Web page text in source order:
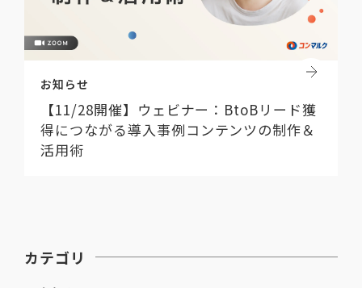
お知らせ
【11/28開催】ウェビナー：BtoBリード獲
得につながる導入事例コンテンツの制作＆
活用術
カテゴリ